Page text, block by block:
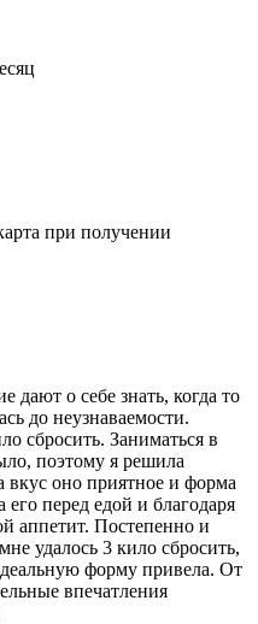
при получении
дают о себе знать, когда то
до неузнаваемости.
сбросить. Заниматься в
поэтому я решила
вкус оно приятное и форма
перед едой и благодаря
аппетит. Постепенно и
удалось 3 кило сбросить,
форму привела. От
впечатления